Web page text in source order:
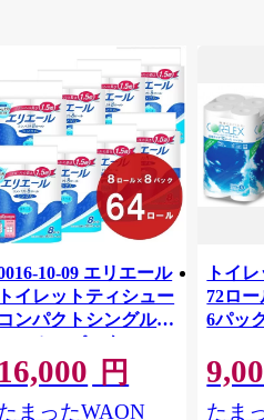
10-09 エリエール
トイレットティシュー
コンパクトシングル 8
ロール×8パック 64ロ
ール 1.5倍巻 82.5m
イレットペーパー
ングル パルプ100％
16,000 円
まったWAON
トイ
72ロ
6パッ
FSCリ
長巻タ
100％
たま